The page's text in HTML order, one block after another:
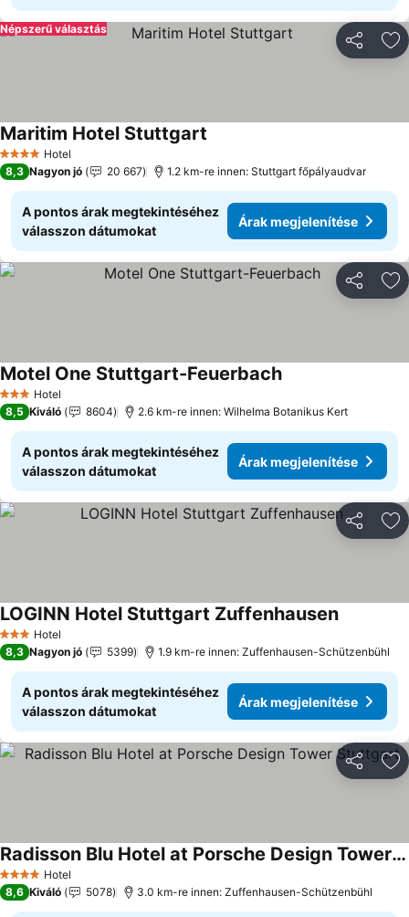
Népszerű választás
4 KategóriaHotel
Maritim Hotel Stuttgart
8,3 Nagyon jó 20 667 1.2 km-re innen: Stuttgart főpályaudvar
A pontos árak megtekintéséhez
válasszon dátumokat
Árak megjelenítése
3 Kategória
Hotel
Motel One Stuttgart-FeuerbachÁrak
8,5 Kiváló 8604 2.6 km-re innen: Wilhelma Botanikus Kert
A pontos árak megtekintéséhez
válasszon dátumokat
Árak megjelenítése
3 Kategória
Hotel
LOGINN Hotel Stuttgart ZuffenhausenÁrak
8,3 Nagyon jó 5399 1.9 km-re innen: Zuffenhausen-Schützenbühl
A pontos árak megtekintéséhez
válasszon dátumokat
Árak megjelenítése
4 KategóriaHotel
Radisson Blu Hotel at Porsche Design Tower Stuttgart
Árak megjelenítése
8,6 Kiváló 5078 3.0 km-re innen: Zuffenhausen-Schützenbühl